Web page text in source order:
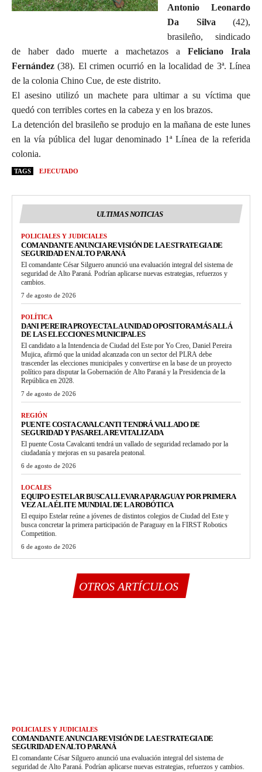
Antonio Leonardo
Da Silva (42),
brasileño, sindicado
de haber dado muerte a machetazos aFeliciano Irala
Fernández (38). El crimen ocurrió en la localidad de 3ª. Línea
de la colonia Chino Cue, de este distrito.
El asesino utilizó un machete para ultimar a su víctima que
quedó con terribles cortes en la cabeza y en los brazos.
La detención del brasileño se produjo en la mañana de este lunes
en la vía pública del lugar denominado 1ª Línea de la referida
colonia.
TAGS EJECUTADO
ULTIMAS NOTICIAS
POLICIALES Y JUDICIALES
COMANDANTE ANUNCIA REVISIÓN DE LA ESTRATEGIA DE
SEGURIDAD EN ALTO PARANÁ
El comandante César Silguero anunció una evaluación integral del sistema de
seguridad de Alto Paraná. Podrían aplicarse nuevas estrategias, refuerzos y
cambios.
7 de agosto de 2026
POLÍTICA
DANI PEREIRA PROYECTA LA UNIDAD OPOSITORA MÁS ALLÁ
DE LAS ELECCIONES MUNICIPALES
El candidato a la Intendencia de Ciudad del Este por Yo Creo, Daniel Pereira
Mujica, afirmó que la unidad alcanzada con un sector del PLRA debe
trascender las elecciones municipales y convertirse en la base de un proyecto
político para disputar la Gobernación de Alto Paraná y la Presidencia de la
República en 2028.
7 de agosto de 2026
REGIÓN
PUENTE COSTA CAVALCANTI TENDRÁ VALLADO DE
SEGURIDAD Y PASARELA REVITALIZADA
El puente Costa Cavalcanti tendrá un vallado de seguridad reclamado por la
ciudadanía y mejoras en su pasarela peatonal.
6 de agosto de 2026
LOCALES
EQUIPO ESTELAR BUSCA LLEVAR A PARAGUAY POR PRIMERA
VEZ A LA ÉLITE MUNDIAL DE LA ROBÓTICA
El equipo Estelar reúne a jóvenes de distintos colegios de Ciudad del Este y
busca concretar la primera participación de Paraguay en la FIRST Robotics
Competition.
6 de agosto de 2026
OTROS ARTÍCULOS
POLICIALES Y JUDICIALES
COMANDANTE ANUNCIA REVISIÓN DE LA ESTRATEGIA DE
SEGURIDAD EN ALTO PARANÁ
El comandante César Silguero anunció una evaluación integral del sistema de
seguridad de Alto Paraná. Podrían aplicarse nuevas estrategias, refuerzos y cambios.